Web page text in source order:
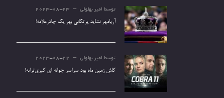
توسط امیر بهلولی 2023-08-23
آریامهر نشاید پرتکانی بهر یک چادرعلامه!
توسط امیر بهلولی 2023-08-22
کاش زمین ماه بود سراسر جوانه ای کبری‌ترانه!